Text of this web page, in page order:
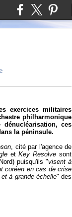
exercices militaires
philharmonique
ces
la péninsule.
, cité par l'agence de
etKey Resolve sont
puisqu'ils "visent à
coréen en cas de crise
à grande échelle" des